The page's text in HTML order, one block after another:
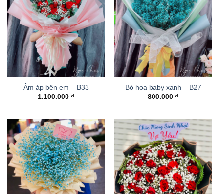
Âm áp bên em – B33
1.100.000 ₫
Bó hoa baby xanh – B27
800.000 ₫